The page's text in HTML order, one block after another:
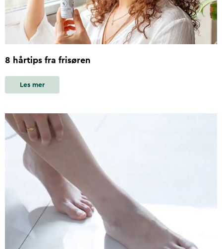
8 hårtips fra frisøren
Les mer